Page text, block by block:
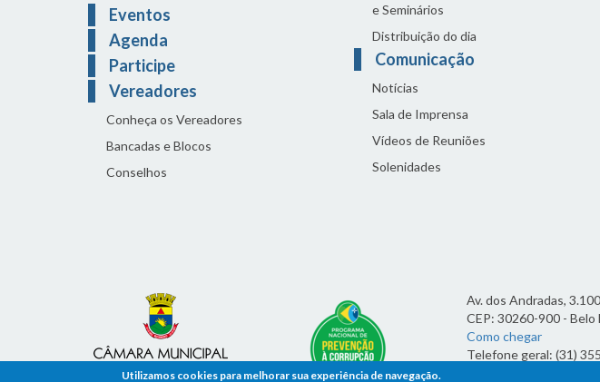
Eventos
Agenda
Participe
Vereadores
Conheça os Vereadores
Bancadas e Blocos
Conselhos
e Seminários
Distribuição do dia
Comunicação
Notícias
Sala de Imprensa
Vídeos de Reuniões
Solenidades
Av. dos Andradas,
CEP: 30260-900 -
Como chegar
Telefone geral: (31)
Utilizamos cookies para melhorar sua experiência de navegação.